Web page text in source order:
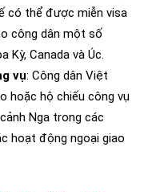
có thể được miễn visa
công dân một số
Kỳ, Canada và Úc.
vụ: Công dân Việt
hoặc hộ chiếu công vụ
Nga trong các
hoạt động ngoại giao